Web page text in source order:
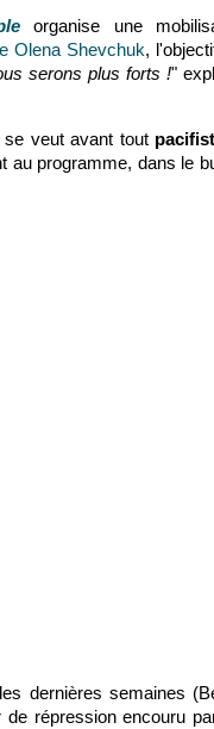
organise une
Olena Shevchuk,
serons plus forts !"
veut avant tout
au programme, dans le
dernières semaines
répression encouru